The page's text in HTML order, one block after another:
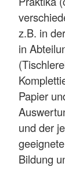
z.B. in
in
Papier
und der
Bildung